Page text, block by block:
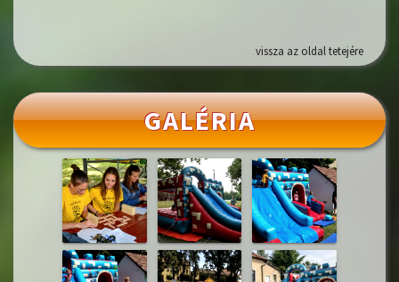
vissza az oldal tetejére
GALÉRIA